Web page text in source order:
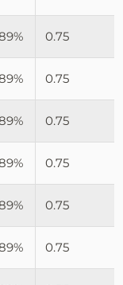
0.75
0.75
0.75
0.75
0.75
0.75